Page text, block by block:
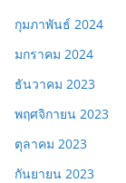
กุมภาพันธ์ 2024
มกราคม 2024
ธันวาคม 2023
พฤศจิกายน 2023
ตุลาคม 2023
กันยายน 2023